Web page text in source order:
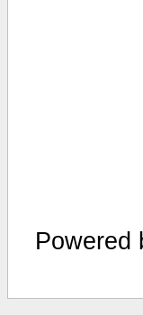
Powered